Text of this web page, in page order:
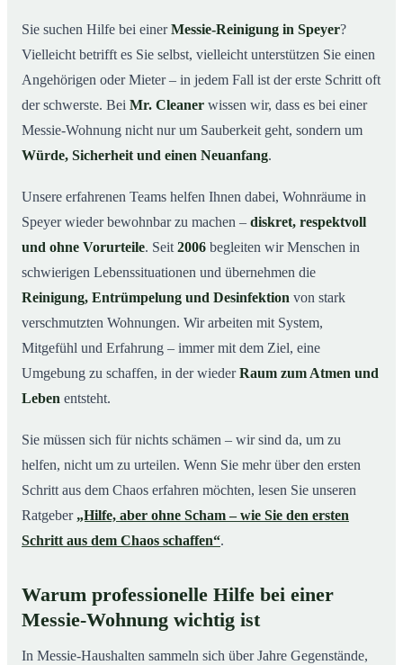
04Ablauf einer Messie-Reinigung
05Ihre Vorteile mit Mr. Cleaner in Speyer
06Messie-Hilfe in Speyer & Umgebung
Jetzt kostenlose Beratung zur Messie-Reinigung in
Speyer
Sie suchen Hilfe bei einerMessie-Reinigung in Speyer?
Vielleicht betrifft es Sie selbst, vielleicht unterstützen Sie einen
Angehörigen oder Mieter – in jedem Fall ist der erste Schritt oft
der schwerste. Bei Mr. Cleaner wissen wir, dass es bei einer
Messie-Wohnung nicht nur um Sauberkeit geht, sondern um
Würde, Sicherheit und einen Neuanfang.
Unsere erfahrenen Teams helfen Ihnen dabei, Wohnräume in
Speyer wieder bewohnbar zu machen – diskret, respektvoll
und ohne Vorurteile. Seit 2006 begleiten wir Menschen in
schwierigen Lebenssituationen und übernehmen die
Reinigung, Entrümpelung und Desinfektion von stark
verschmutzten Wohnungen. Wir arbeiten mit System,
Mitgefühl und Erfahrung – immer mit dem Ziel, eine
Umgebung zu schaffen, in der wiederRaum zum Atmen und
Leben entsteht.
Sie müssen sich für nichts schämen – wir sind da, um zu
helfen, nicht um zu urteilen. Wenn Sie mehr über den ersten
Schritt aus dem Chaos erfahren möchten, lesen Sie unseren
Ratgeber „Hilfe, aber ohne Scham – wie Sie den ersten
Schritt aus dem Chaos schaffen“.
Warum professionelle Hilfe bei einer
Messie-Wohnung wichtig ist
In Messie-Haushalten sammeln sich über Jahre Gegenstände,